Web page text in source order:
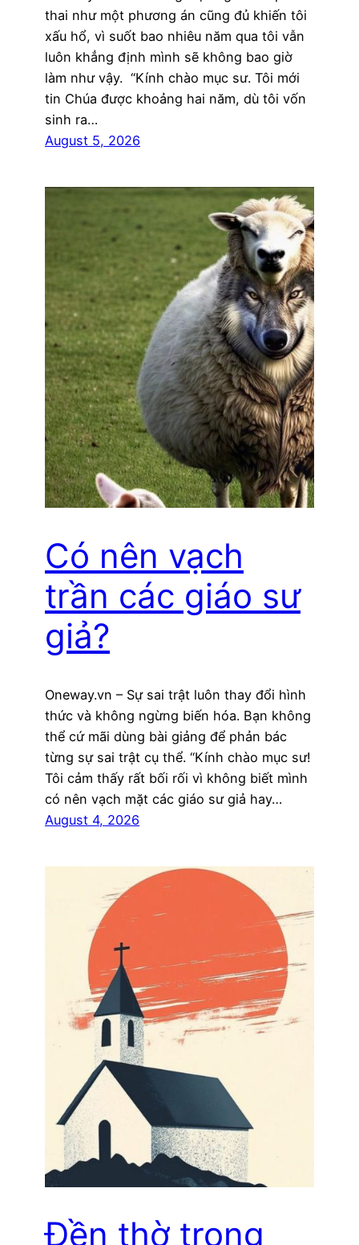
thai như một phương án cũng đủ khiến tôi
xấu hổ, vì suốt bao nhiêu năm qua tôi vẫn
luôn khẳng định mình sẽ không bao giờ
làm như vậy. “Kính chào mục sư. Tôi mới
tin Chúa được khoảng hai năm, dù tôi vốn
sinh ra…
August 5, 2026
Có nên vạch
trần các giáo sư
giả?
Oneway.vn – Sự sai trật luôn thay đổi hình
thức và không ngừng biến hóa. Bạn không
thể cứ mãi dùng bài giảng để phản bác
từng sự sai trật cụ thể. “Kính chào mục sư!
Tôi cảm thấy rất bối rối vì không biết mình
có nên vạch mặt các giáo sư giả hay…
August 4, 2026
Đền thờ trong